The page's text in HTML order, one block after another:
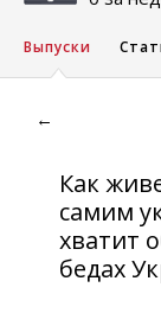
Выпуски
←
Как
самим
хватит
бедах